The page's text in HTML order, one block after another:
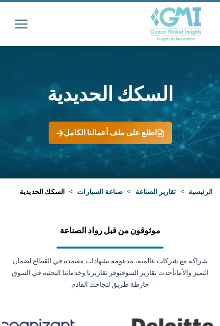
السكك الحديدية
اطلع على ملف أعمالنا الكامل
الرئيسية > تقارير الصناعة > صناعة السيارات > السكك الحديدية
موثوقون من قبل رواد الصناعة
شراكة مع شركات عالمية، مدعومة بشهادات معتمدة في القطاع لضمان
التميز والأمانأحدث تقارير السوقتوفر تقاريرنا وخدماتنا البحثية في السوق
خارطة طريق لنجاحك القادم